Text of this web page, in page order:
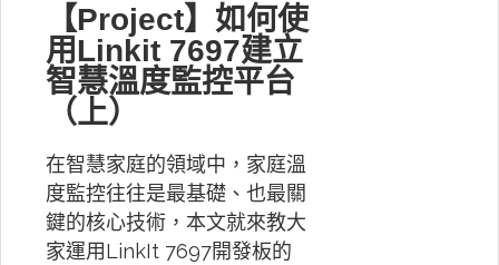
【Project】如何使
用Linkit 7697建立
智慧溫度監控平台
（上）
在智慧家庭的領域中，家庭溫
度監控往往是最基礎、也最關
鍵的核心技術，本文就來教大
家運用LinkIt 7697開發板的